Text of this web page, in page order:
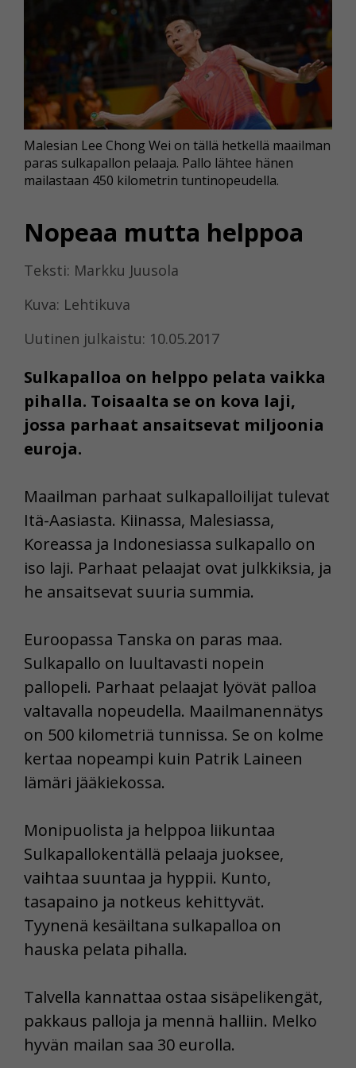
Nopeaa mutta helppoa
Teksti: Markku Juusola
Kuva: Lehtikuva
Uutinen julkaistu: 10.05.2017
Sulkapalloa on helppo pelata vaikka
pihalla. Toisaalta se on kova laji,
jossa parhaat ansaitsevat miljoonia
euroja.
Malesian Lee Chong Wei on tällä hetkellä maailman
paras sulkapallon pelaaja. Pallo lähtee hänen
mailastaan 450 kilometrin tuntinopeudella.
Maailman parhaat sulkapalloilijat tulevat
Itä-Aasiasta. Kiinassa, Malesiassa,
Koreassa ja Indonesiassa sulkapallo on
iso laji. Parhaat pelaajat ovat julkkiksia, ja
he ansaitsevat suuria summia.
Euroopassa Tanska on paras maa.
Sulkapallo on luultavasti nopein
pallopeli. Parhaat pelaajat lyövät palloa
valtavalla nopeudella. Maailmanennätys
on 500 kilometriä tunnissa. Se on kolme
kertaa nopeampi kuin Patrik Laineen
lämäri jääkiekossa.
Monipuolista ja helppoa liikuntaa
Sulkapallokentällä pelaaja juoksee,
vaihtaa suuntaa ja hyppii. Kunto,
tasapaino ja notkeus kehittyvät.
Tyynenä kesäiltana sulkapalloa on
hauska pelata pihalla.
Talvella kannattaa ostaa sisäpelikengät,
pakkaus palloja ja mennä halliin. Melko
hyvän mailan saa 30 eurolla.